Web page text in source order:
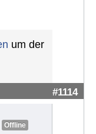
um der
#1114
Offline